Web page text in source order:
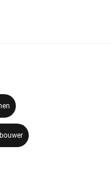
00 50